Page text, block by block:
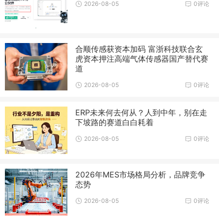
0评论
2026-08-05
合顺传感获资本加码 富浙科技联合玄
虎资本押注高端气体传感器国产替代赛
道
0评论
2026-08-05
ERP未来何去何从？人到中年，别在走
下坡路的赛道白白耗着
0评论
2026-08-05
2026年MES市场格局分析，品牌竞争
态势
0评论
2026-08-05